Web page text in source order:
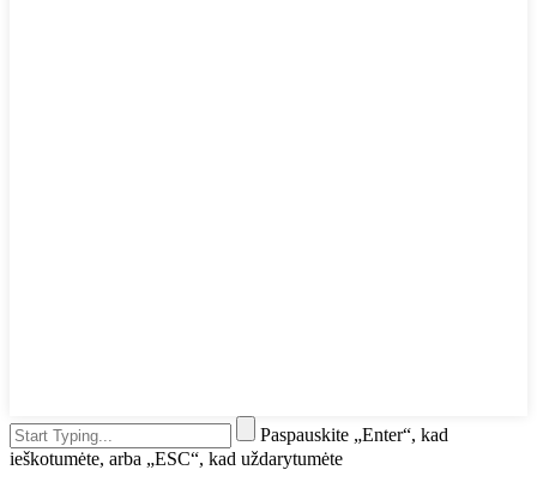
Paspauskite „Enter“, kad
ieškotumėte, arba „ESC“, kad uždarytumėte